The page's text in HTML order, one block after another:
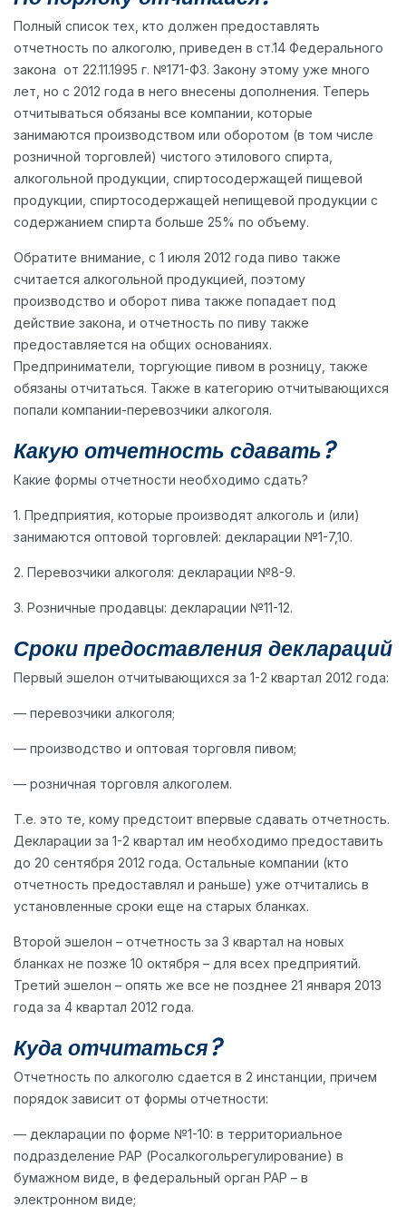
Полный список тех, кто должен предоставлять
отчетность по алкоголю, приведен в ст.14 Федерального
закона от 22.11.1995 г. №171-ФЗ. Закону этому уже много
лет, но с 2012 года в него внесены дополнения. Теперь
отчитываться обязаны все компании, которые
занимаются производством или оборотом (в том числе
розничной торговлей) чистого этилового спирта,
алкогольной продукции, спиртосодержащей пищевой
продукции, спиртосодержащей непищевой продукции с
содержанием спирта больше 25% по объему.
Обратите внимание, с 1 июля 2012 года пиво также
считается алкогольной продукцией, поэтому
производство и оборот пива также попадает под
действие закона, и отчетность по пиву также
предоставляется на общих основаниях.
Предприниматели, торгующие пивом в розницу, также
обязаны отчитаться. Также в категорию отчитывающихся
попали компании-перевозчики алкоголя.
Какую отчетность сдавать?
Какие формы отчетности необходимо сдать?
1. Предприятия, которые производят алкоголь и (или)
занимаются оптовой торговлей: декларации №1-7,10.
2. Перевозчики алкоголя: декларации №8-9.
3. Розничные продавцы: декларации №11-12.
Сроки предоставления деклараций
Первый эшелон отчитывающихся за 1-2 квартал 2012 года:
— перевозчики алкоголя;
— производство и оптовая торговля пивом;
— розничная торговля алкоголем.
Т.е. это те, кому предстоит впервые сдавать отчетность.
Декларации за 1-2 квартал им необходимо предоставить
до 20 сентября 2012 года. Остальные компании (кто
отчетность предоставлял и раньше) уже отчитались в
установленные сроки еще на старых бланках.
Второй эшелон – отчетность за 3 квартал на новых
бланках не позже 10 октября – для всех предприятий.
Третий эшелон – опять же все не позднее 21 января 2013
года за 4 квартал 2012 года.
Куда отчитаться?
Отчетность по алкоголю сдается в 2 инстанции, причем
порядок зависит от формы отчетности:
— декларации по форме №1-10: в территориальное
подразделение РАР (Росалкогольрегулирование) в
бумажном виде, в федеральный орган РАР – в
электронном виде;